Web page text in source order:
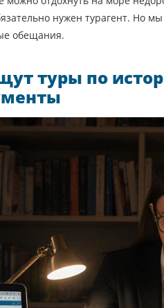
нужен турагент. Но
обещания.
туры по